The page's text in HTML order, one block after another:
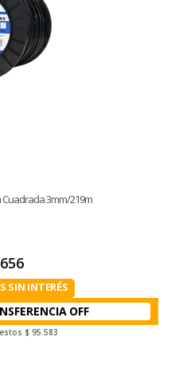
3mm/219m
SIN INTERÉS
$ 95.583